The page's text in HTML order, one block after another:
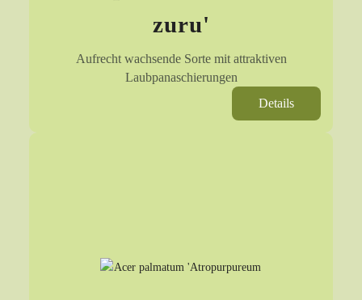
zuru'
Aufrecht wachsende Sorte mit attraktiven
Laubpanaschierungen
Details